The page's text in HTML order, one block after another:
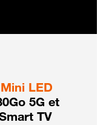
LED
5G et
TV